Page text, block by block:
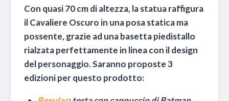
Con quasi 70 cm di altezza, la statua raffigura
il Cavaliere Oscuro in una posa statica ma
possente, grazie ad una basetta piedistallo
rialzata perfettamente in linea con il design
del personaggio. Saranno proposte 3
edizioni per questo prodotto: